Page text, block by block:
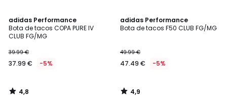
adidas Performance
Bota de tacos COPA PURE IV
CLUB FG/MG
39.99 €
37.99 € -5%
4,8
/ 5
4,8
/
adidas Performance
Bota de tacos F50 CLUB FG/MG
49.99 €
47.49 € -5%
4,9
/ 5
4,9
/